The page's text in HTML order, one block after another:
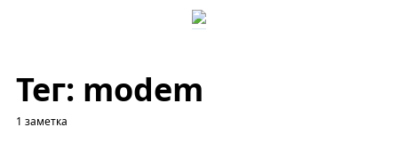
Тег: modem
1 заметка